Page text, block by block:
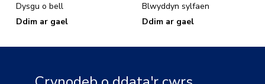
Dysgu o bell
Ddim ar gael
Blwyddyn sylfaen
Ddim ar gael